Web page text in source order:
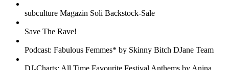
subculture Magazin Soli Backstock-Sale
Save The Rave!
Podcast: Fabulous Femmes* by Skinny Bitch DJane Team